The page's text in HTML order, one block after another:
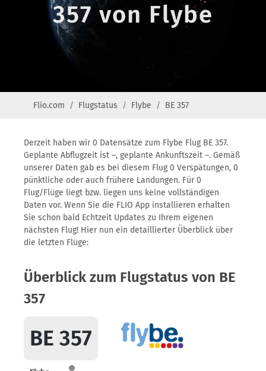
357 von Flybe
Flio.com Flugstatus Flybe BE 357
Derzeit haben wir 0 Datensätze zum Flybe Flug BE 357.
Geplante Abflugzeit ist –, geplante Ankunftszeit –. Gemäß
unserer Daten gab es bei diesem Flug 0 Verspätungen, 0
pünktliche oder auch frühere Landungen. Für 0
Flug/Flüge liegt bzw. liegen uns keine vollständigen
Daten vor. Wenn Sie die FLIO App installieren erhalten
Sie schon bald Echtzeit Updates zu Ihrem eigenen
nächsten Flug! Hier nun ein detaillierter Überblick über
die letzten Flüge:
Überblick zum Flugstatus von BE
357
BE 357